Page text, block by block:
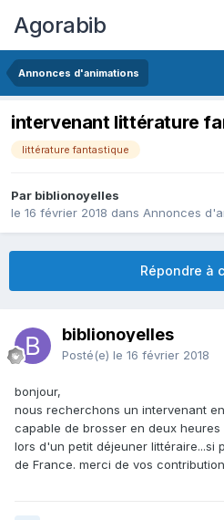
Agorabib
Annonces d'animations
intervenant littérature
littérature fantastique
Par biblionoyelles
le 16 février 2018 dans Annonces
Répondre à
biblionoyelles
Posté(e) le 16 février 2018
bonjour,
nous recherchons un intervenant
capable de brosser en deux
lors d'un petit déjeuner littéraire...si
de France. merci de vos